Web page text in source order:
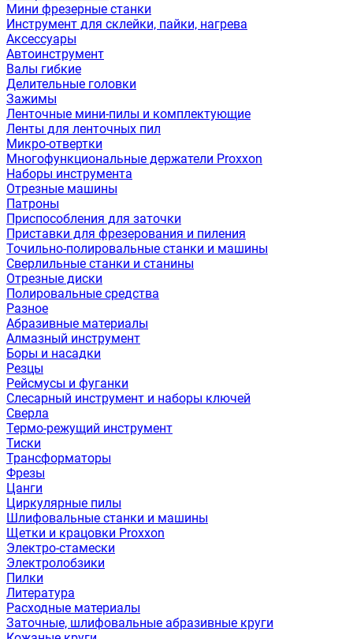
Мини фрезерные станки
Инструмент для склейки, пайки, нагрева
Аксессуары
Автоинструмент
Валы гибкие
Делительные головки
Зажимы
Ленточные мини-пилы и комплектующие
Ленты для ленточных пил
Микро-отвертки
Многофункциональные держатели Proxxon
Наборы инструмента
Отрезные машины
Патроны
Приспособления для заточки
Приставки для фрезерования и пиления
Точильно-полировальные станки и машины
Сверлильные станки и станины
Отрезные диски
Полировальные средства
Разное
Абразивные материалы
Алмазный инструмент
Боры и насадки
Резцы
Рейсмусы и фуганки
Слесарный инструмент и наборы ключей
Сверла
Термо-режущий инструмент
Тиски
Трансформаторы
Фрезы
Цанги
Циркулярные пилы
Шлифовальные станки и машины
Щетки и крацовки Proxxon
Электро-стамески
Электролобзики
Пилки
Литература
Расходные материалы
Заточные, шлифовальные абразивные круги